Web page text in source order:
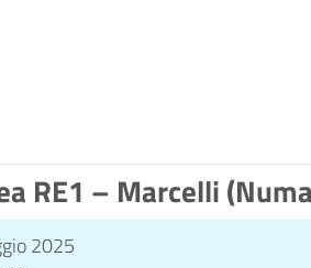
RE1 – Marcelli
2025